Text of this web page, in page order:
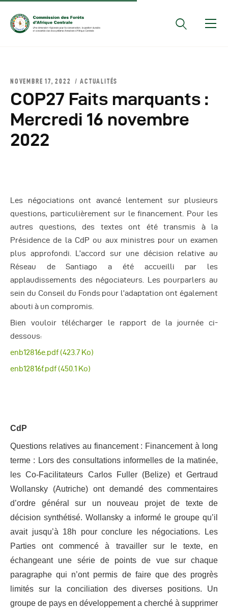
Conseils Des Ministres
Comptes Rendus De
Réunions Sous-
Régionales
Réunions Réseaux
CEFDHAC
Autres Publications
NOVEMBRE 17, 2022 ACTUALITÉS
COP27 Faits marquants :
Mercredi 16 novembre
2022
Les négociations ont avancé lentement sur plusieurs
questions, particulièrement sur le financement. Pour les
autres questions, des textes ont été transmis à la
Présidence de la CdP ou aux ministres pour un examen
plus approfondi. L’accord sur une décision relative au
Réseau de Santiago a été accueilli par les
applaudissements des négociateurs. Les pourparlers au
sein du Conseil du Fonds pour l’adaptation ont également
abouti à un compromis.
Bien vouloir télécharger le rapport de la journée ci-
dessous:
enb12816e.pdf(423.7 Ko)
enb12816f.pdf(450.1 Ko)
CdP
Questions relatives au financement : Financement à long
terme : Lors des consultations informelles de la matinée,
les Co-Facilitateurs Carlos Fuller (Belize) et Gertraud
Wollansky (Autriche) ont demandé des commentaires
d’ordre général sur un nouveau projet de texte de
décision synthétisé. Wollansky a informé le groupe qu’il
avait jusqu’à 18h pour conclure les négociations. Les
Parties ont commencé à travailler sur le texte, en
échangeant une série de points de vue sur chaque
paragraphe qui n’ont permis de faire que des progrès
limités sur la conciliation des diverses positions. Un
groupe de pays en développement a cherché à supprimer